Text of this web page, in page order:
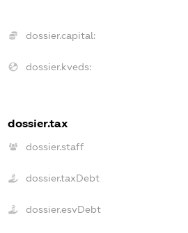
dossier.capital:
dossier.kveds:
dossier.tax
dossier.staff
dossier.taxDebt
dossier.esvDebt